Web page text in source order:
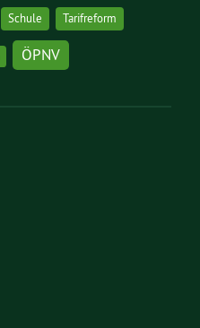
Schule Tarifreform
ÖPNV